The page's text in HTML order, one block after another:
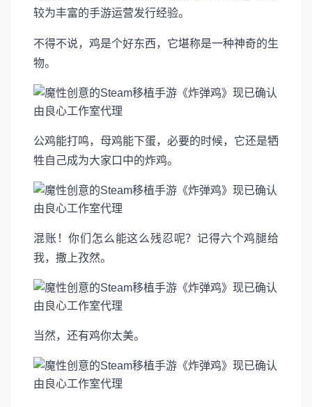
较为丰富的手游运营发行经验。
不得不说，鸡是个好东西，它堪称是一种神奇的生
物。
公鸡能打鸣，母鸡能下蛋，必要的时候，它还是牺
牲自己成为大家口中的炸鸡。
混账！你们怎么能这么残忍呢？记得六个鸡腿给
我，撒上孜然。
当然，还有鸡你太美。